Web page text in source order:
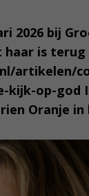
2026 bij
is
artikelen/
kijk-op-god
Oranje